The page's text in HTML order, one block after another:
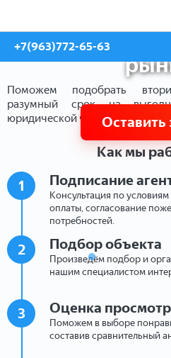
+7(963)772-65-63
Помощь в
квартиры
Оставить
Поможем подобрать
разумный срок на
юридической чистоты сделки.
Как мы
1
Подписание
Консультация по
оплаты, согласование
потребностей.
2 Подбор объекта
Произведём подбор и
нашим специалистом
3 Оценка
Поможем в выборе
составив сравнительный